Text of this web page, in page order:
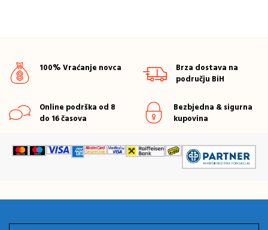
100% Vraćanje novca
Brza dostava na
području BiH
Online podrška od 8
do 16 časova
Bezbjedna & sigurna
kupovina